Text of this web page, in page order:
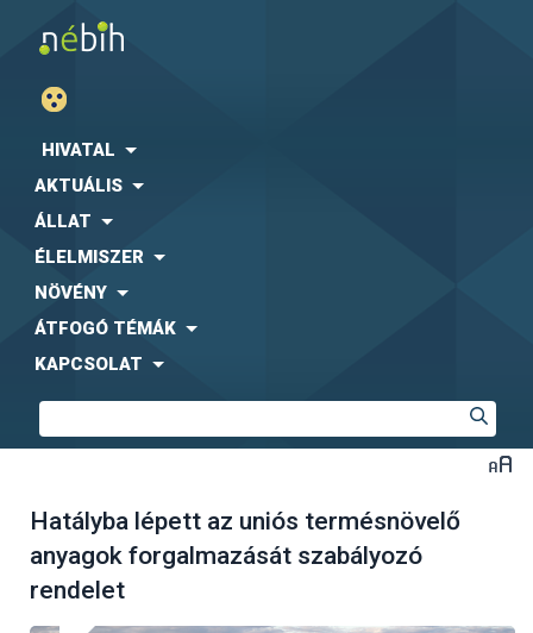
HIVATAL
AKTUÁLIS
ÁLLAT
ÉLELMISZER
NÖVÉNY
ÁTFOGÓ TÉMÁK
KAPCSOLAT
Hatályba lépett az uniós termésnövelő
anyagok forgalmazását szabályozó
rendelet